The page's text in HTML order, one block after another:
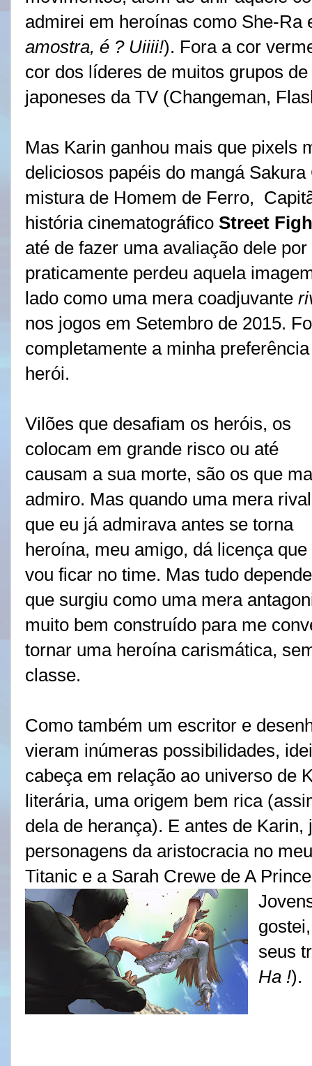
admirei em heroínas como She-Ra
amostra, é ? Uiiii!). Fora a cor
cor dos líderes de muitos grupos
japoneses da TV (Changeman,
Mas Karin ganhou mais que pixels
deliciosos papéis do mangá
mistura de Homem de Ferro,
história cinematográfico Street
até de fazer uma avaliação dele
praticamente perdeu aquela
lado como uma mera coadjuvante
nos jogos em Setembro de 2015.
completamente a minha
herói.
Vilões que desafiam os heróis, os
colocam em grande risco ou até
causam a sua morte, são os que
admiro. Mas quando uma mera rival
que eu já admirava antes se torna
heroína, meu amigo, dá licença que
vou ficar no time. Mas tudo
que surgiu como uma mera
muito bem construído para me
tornar uma heroína carismática,
classe.
Como também um escritor e
vieram inúmeras possibilidades,
cabeça em relação ao universo de
literária, uma origem bem rica
dela de herança). E antes de Karin,
personagens da aristocracia no
Titanic e a Sarah Crewe de A
seus
Ha !).